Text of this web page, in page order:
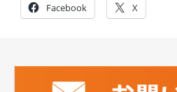
Facebook X